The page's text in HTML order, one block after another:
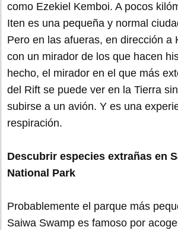
como Ezekiel Kemboi. A pocos
Iten es una pequeña y normal
Pero en las afueras, en dirección a
con un mirador de los que hacen
hecho, el mirador en el que más
del Rift se puede ver en la Tierra
subirse a un avión. Y es una
respiración.
Descubrir especies extrañas en
National Park
Probablemente el parque más
Saiwa Swamp es famoso por